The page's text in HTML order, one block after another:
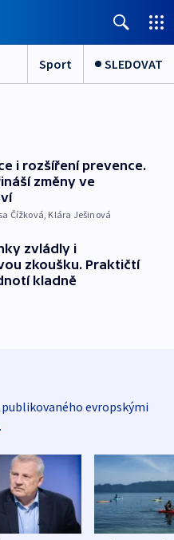
Sport SLEDOVAT
i rozšíření prevence.
změny ve
Čížková, Klára Ješinová
zvládly i
zkoušku. Praktičtí
kladně
publikovaného evropskými